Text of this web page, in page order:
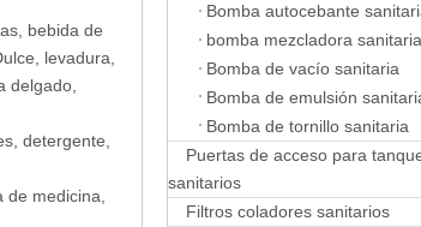
bebida de
levadura,
delgado,
detergente,
medicina,
Bomba autocebante
bomba mezcladora sanitaria
Bomba de vacío sanitaria
Bomba de emulsión
Bomba de tornillo sanitaria
Puertas de acceso para
sanitarios
Filtros coladores sanitarios